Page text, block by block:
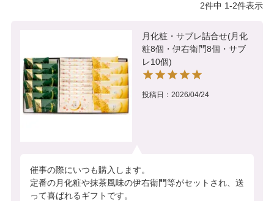
2件中 1-2件表示
月化粧・サブレ詰合せ(月化
粧8個・伊右衛門8個・サブ
レ10個)
投稿日 2026/04/24
催事の際にいつも購入します。
定番の月化粧や抹茶風味の伊右衛門等がセットされ、送
って喜ばれるギフトです。